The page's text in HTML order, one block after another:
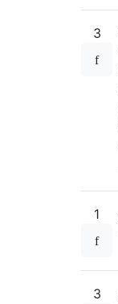
3
1
3